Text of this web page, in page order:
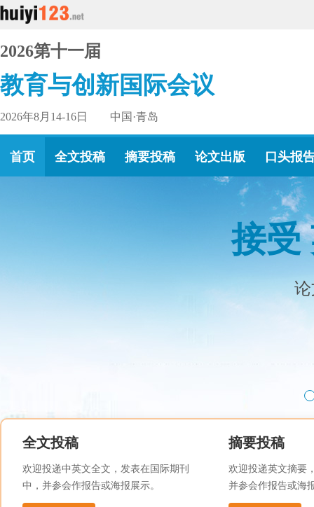
2026第十一届
教育与创新国际会议
2026年8月14-16日 中国·青岛
首页 全文投稿 摘要投稿 论文出版 口头报
欢迎投摘要，参会作口
摘要录用后，将公开发表在会议摘要集
全文投稿
欢迎投递中英文全文，发表在国际期刊
中，并参会作报告或海报展示。
摘要投稿
欢迎投递英文摘要
并参会作报告或海